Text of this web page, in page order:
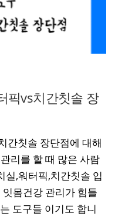
픽vs치간칫솔 장
간칫솔 장단점에 대해
리를 할 때 많은 사람
실,워터픽,치간칫솔 입
몸건강 관리가 힘들
도구들 이기도 합니